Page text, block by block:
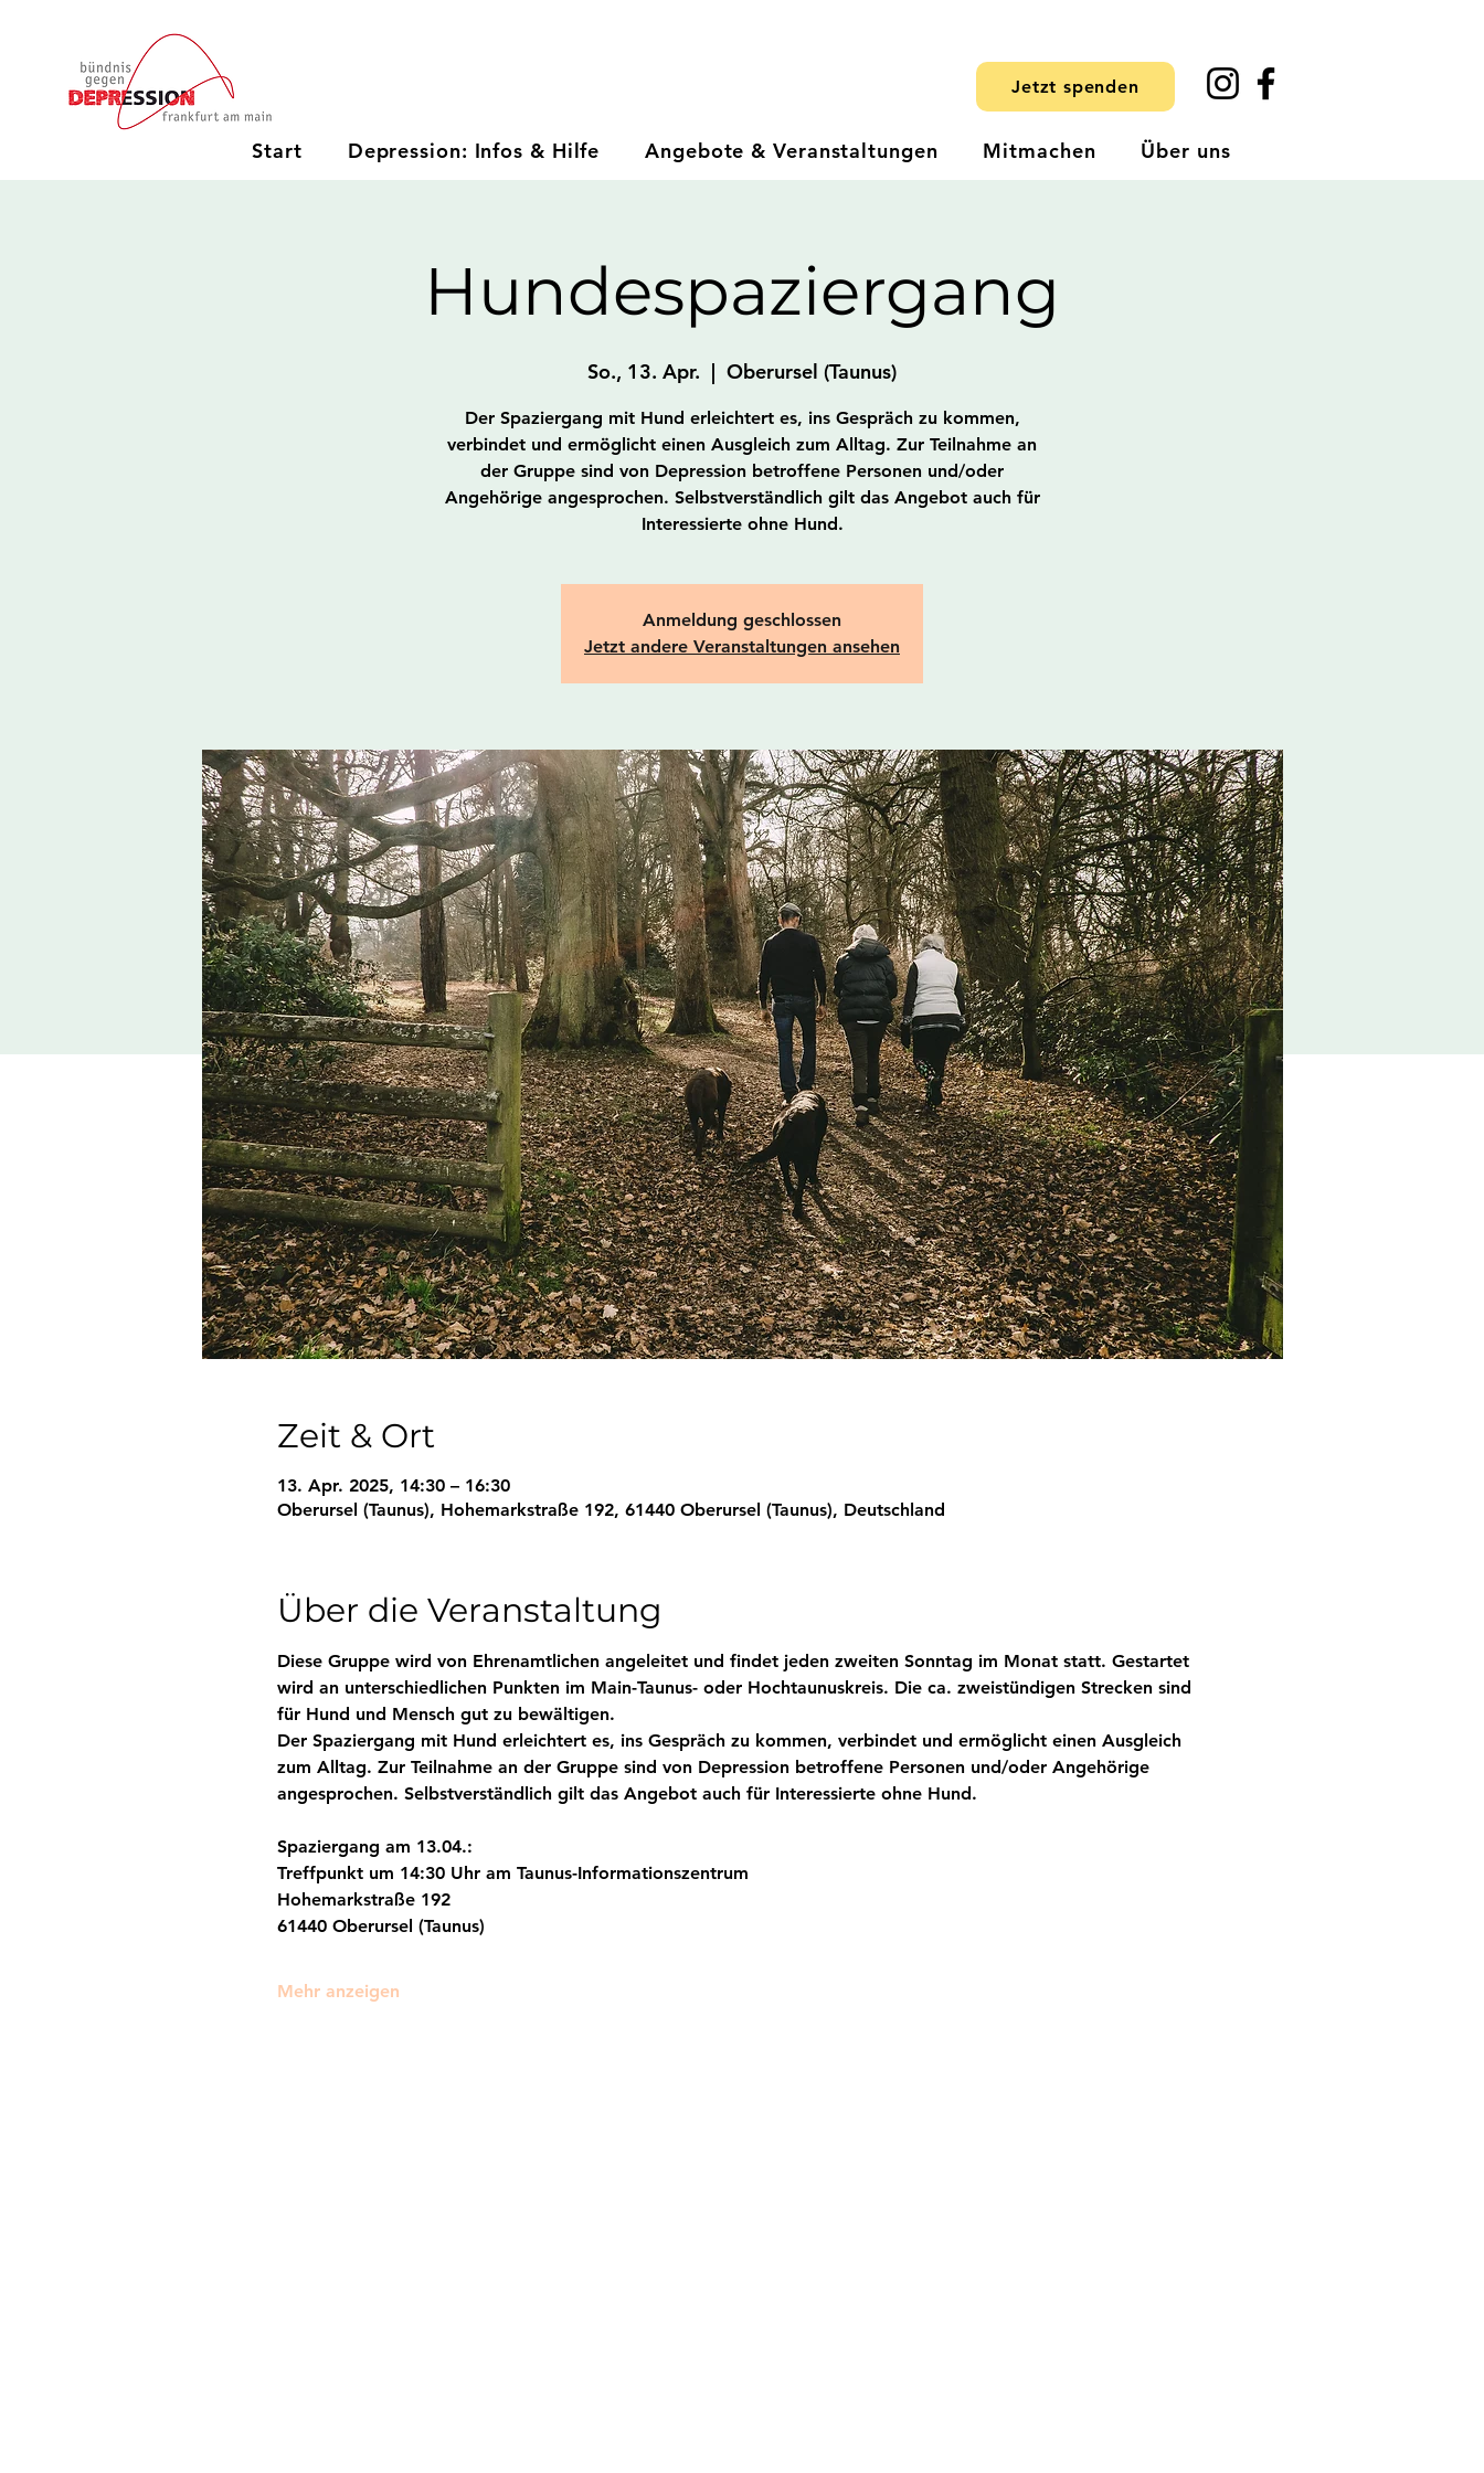
Jetzt spenden
Start Depression: Infos & Hilfe Angebote & Veranstaltungen Mitmachen Über uns
Hundespaziergang
So., 13. Apr.
  |
Oberursel (Taunus)
Der Spaziergang mit Hund erleichtert es, ins Gespräch zu kommen,
verbindet und ermöglicht einen Ausgleich zum Alltag. Zur Teilnahme an
der Gruppe sind von Depression betroffene Personen und/oder
Angehörige angesprochen. Selbstverständlich gilt das Angebot auch für
Interessierte ohne Hund.
Anmeldung geschlossen
Jetzt andere Veranstaltungen ansehen
Zeit & Ort
13. Apr. 2025, 14:30 – 16:30
Oberursel (Taunus), Hohemarkstraße 192, 61440 Oberursel (Taunus), Deutschland
Über die Veranstaltung
Diese Gruppe wird von Ehrenamtlichen angeleitet und findet jeden zweiten Sonntag im Monat statt. Gestartet
wird an unterschiedlichen Punkten im Main-Taunus- oder Hochtaunuskreis. Die ca. zweistündigen Strecken sind
für Hund und Mensch gut zu bewältigen.
Der Spaziergang mit Hund erleichtert es, ins Gespräch zu kommen, verbindet und ermöglicht einen Ausgleich
zum Alltag. Zur Teilnahme an der Gruppe sind von Depression betroffene Personen und/oder Angehörige
angesprochen. Selbstverständlich gilt das Angebot auch für Interessierte ohne Hund.
Spaziergang am 13.04.:
Treffpunkt um 14:30 Uhr am Taunus-Informationszentrum
Hohemarkstraße 192
61440 Oberursel (Taunus)
Mehr anzeigen